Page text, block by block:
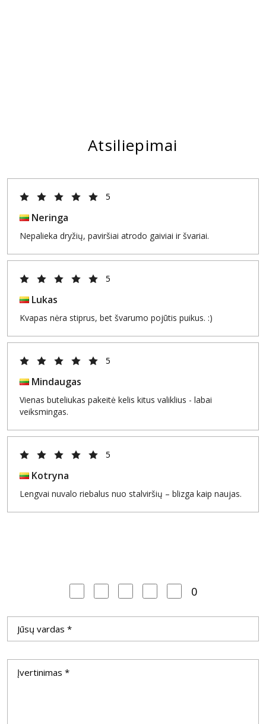
Atsiliepimai
5
Neringa
Nepalieka dryžių, paviršiai atrodo gaiviai ir švariai.
5
Lukas
Kvapas nėra stiprus, bet švarumo pojūtis puikus. :)
5
Mindaugas
Vienas buteliukas pakeitė kelis kitus valiklius - labai
veiksmingas.
5
Kotryna
Lengvai nuvalo riebalus nuo stalviršių – blizga kaip naujas.
0